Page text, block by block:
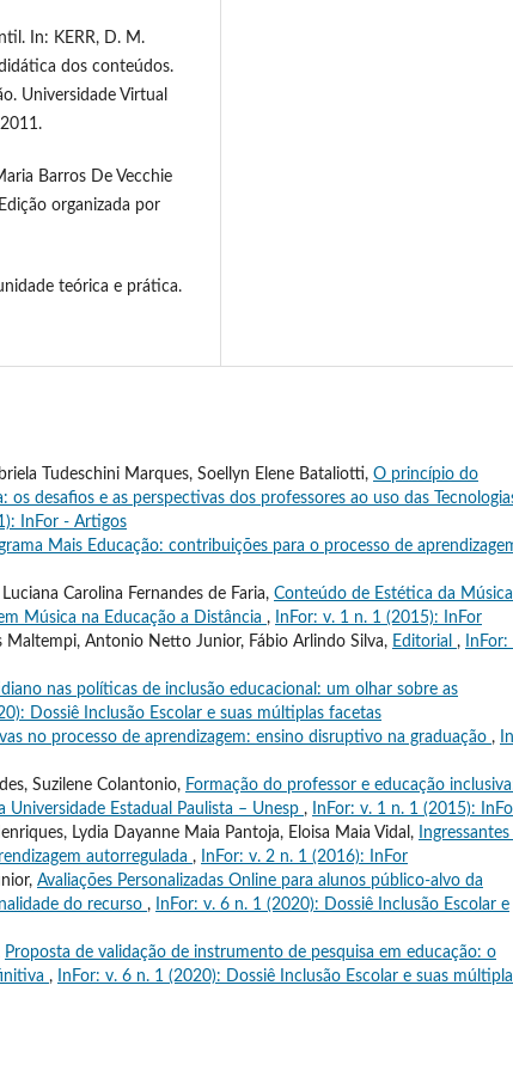
In: KERR, D. M.
dos conteúdos.
Universidade Virtual
Barros De Vecchie
organizada por
teórica e prática.
Tudeschini Marques, Soellyn Elene Bataliotti, O princípio do
os desafios e as perspectivas dos professores ao uso das
InFor - Artigos
Mais Educação: contribuições para o processo de
Carolina Fernandes de Faria, Conteúdo de Estética da Música
Música na Educação a Distância ,
InFor: v. 1 n. 1 (2015): InFor
Maltempi, Antonio Netto Junior, Fábio Arlindo Silva, Editorial ,
nas políticas de inclusão educacional: um olhar sobre as
Dossiê Inclusão Escolar e suas múltiplas facetas
no processo de aprendizagem: ensino disruptivo na graduação ,
Suzilene Colantonio, Formação do professor e educação
Universidade Estadual Paulista – Unesp ,
InFor: v. 1 n. 1 (2015):
Lydia Dayanne Maia Pantoja, Eloisa Maia Vidal,
autorregulada ,
InFor: v. 2 n. 1 (2016): InFor
Avaliações Personalizadas Online para alunos público-alvo da
do recurso ,
InFor: v. 6 n. 1 (2020): Dossiê Inclusão Escolar e
Proposta de validação de instrumento de pesquisa em educação: o
,
InFor: v. 6 n. 1 (2020): Dossiê Inclusão Escolar e suas